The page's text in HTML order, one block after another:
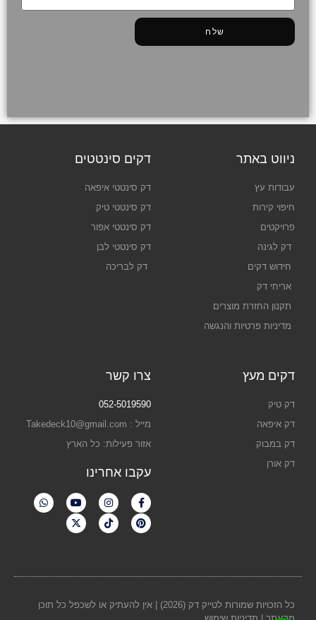
שלח
ניווט באתר
עבודות עץ
חיפוי קירות
פרויקטים
דק לגינה
חידוש דקים
אריחי דק
תקנון החזרת מוצרים
מדיניות פרטיות והנגשה
דקים סינטטים
דק סינטטי איפאה
דק סינטטי טיק
דק סינטטי אפור
דק סינטטי לבן
דק לבריכה
דקים מעץ
דק טיק
דק איפאה
דק במבוק
דק אורן
צרו קשר
052-5019590
מייל : Takedeck10@gmail.com
אזור פעילות: כל הארץ
עקבו אחרינו
כל הזכויות שמורות לטייק דק (2026) | אין להעתיק או לשכפל כל תוכן